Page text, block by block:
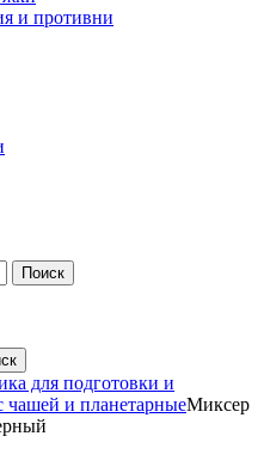
и противни
Поиск
для подготовки и
и планетарныеМиксер